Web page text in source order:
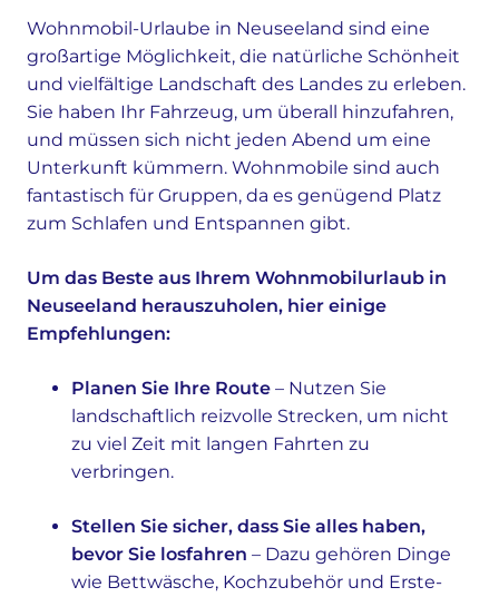
Wohnmobil-Urlaube in Neuseeland sind eine
großartige Möglichkeit, die natürliche Schönheit
und vielfältige Landschaft des Landes zu erleben.
Sie haben Ihr Fahrzeug, um überall hinzufahren,
und müssen sich nicht jeden Abend um eine
Unterkunft kümmern. Wohnmobile sind auch
fantastisch für Gruppen, da es genügend Platz
zum Schlafen und Entspannen gibt.
Um das Beste aus Ihrem Wohnmobilurlaub in
Neuseeland herauszuholen, hier einige
Empfehlungen:
Planen Sie Ihre Route – Nutzen Sie
landschaftlich reizvolle Strecken, um nicht
zu viel Zeit mit langen Fahrten zu
verbringen.
Stellen Sie sicher, dass Sie alles haben,
bevor Sie losfahren – Dazu gehören Dinge
wie Bettwäsche, Kochzubehör und Erste-